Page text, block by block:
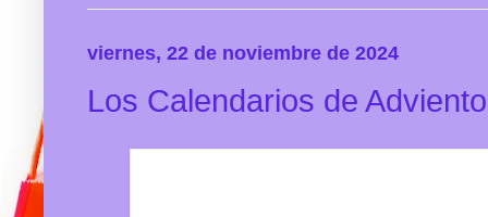
viernes, 22 de noviembre de 2024
Los Calendarios de